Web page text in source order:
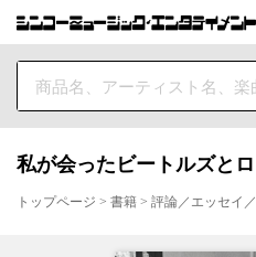
私が会ったビートルズと
トップページ > 書籍 > 評論／エッセイ